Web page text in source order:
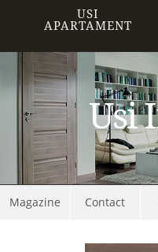
USI
APARTAMENT
Usi
Magazine Contact